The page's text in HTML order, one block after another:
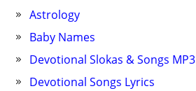
Astrology
Baby Names
Devotional Slokas & Songs MP3
Devotional Songs Lyrics